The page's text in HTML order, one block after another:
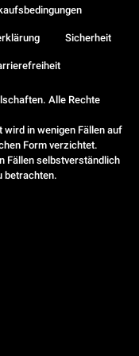
Alle Rechte
in wenigen Fällen auf
Form verzichtet.
Fällen selbstverständlich
betrachten.
Sicherheit